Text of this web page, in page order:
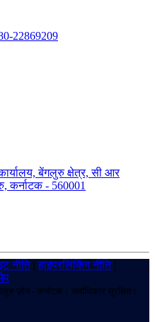
22869209
बेंगलुरु क्षेत्र, सी आर
कर्नाटक - 560001
नीति|हाइपरलिंकिंग नीति|
ज़ोन - कर्नाटक। सर्वाधिकार सुरक्षित।